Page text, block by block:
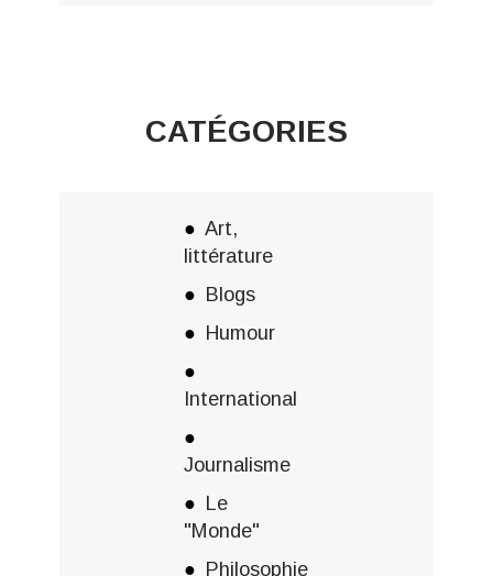
CATÉGORIES
Art,
littérature
Blogs
Humour
International
Journalisme
Le
"Monde"
Philosophie